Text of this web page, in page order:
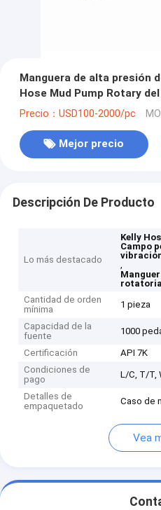
Manguera de alta presión
Hose Mud Pump Rotary
vibración del API 7K
Precio：USD100-2000/pc
Mejor precio
Descripción De Producto
Lo más destacado
Kelly
Campo
,
rotatoria
Cantidad de orden
mínima
1 pieza
Capacidad de la
fuente
1000
Certificación
API 7K
Condiciones de
pago
L/C, T/T,
Detalles de
empaquetado
Caso de
Vea